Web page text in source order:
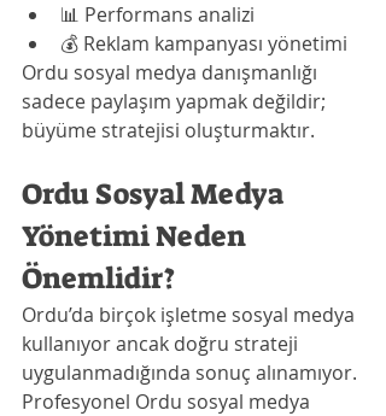
📊 Performans analizi
💰 Reklam kampanyası yönetimi
Ordu sosyal medya danışmanlığı
sadece paylaşım yapmak değildir;
büyüme stratejisi oluşturmaktır.
Ordu Sosyal Medya
Yönetimi Neden
Önemlidir?
Ordu’da birçok işletme sosyal medya
kullanıyor ancak doğru strateji
uygulanmadığında sonuç alınamıyor.
Profesyonel Ordu sosyal medya